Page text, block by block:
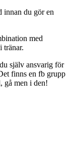
innan du gör en
med
tränar.
själv ansvarig för
finns en fb grupp
gå men i den!